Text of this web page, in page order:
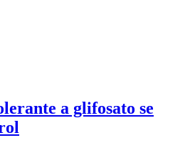
a glifosato se